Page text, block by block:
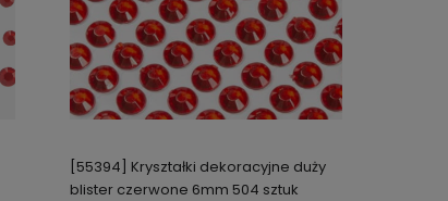
[55394] Kryształki dekoracyjne duży
blister czerwone 6mm 504 sztuk